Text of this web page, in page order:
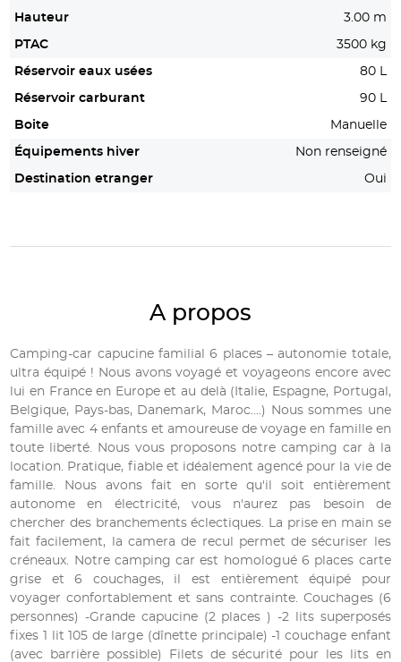
Hauteur 3.00 m
PTAC 3500 kg
Réservoir eaux usées 80 L
Réservoir carburant 90 L
Boite Manuelle
Équipements hiver Non renseigné
Destination etranger Oui
A propos
Camping-car capucine familial 6 places – autonomie totale,
ultra équipé ! Nous avons voyagé et voyageons encore avec
lui en France en Europe et au delà (Italie, Espagne, Portugal,
Belgique, Pays-bas, Danemark, Maroc....) Nous sommes une
famille avec 4 enfants et amoureuse de voyage en famille en
toute liberté. Nous vous proposons notre camping car à la
location. Pratique, fiable et idéalement agencé pour la vie de
famille. Nous avons fait en sorte qu'il soit entièrement
autonome en électricité, vous n'aurez pas besoin de
chercher des branchements éclectiques. La prise en main se
fait facilement, la camera de recul permet de sécuriser les
créneaux. Notre camping car est homologué 6 places carte
grise et 6 couchages, il est entièrement équipé pour
voyager confortablement et sans contrainte. Couchages (6
personnes) -Grande capucine (2 places ) -2 lits superposés
fixes 1 lit 105 de large (dînette principale) -1 couchage enfant
(avec barrière possible) Filets de sécurité pour les lits en